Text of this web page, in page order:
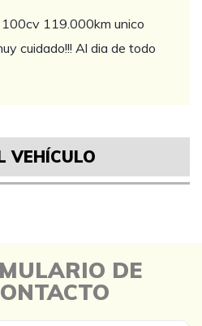
119.000km unico
cuidado!!! Al dia de todo
VEHÍCULO
DE